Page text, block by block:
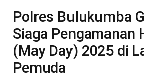
Polres Bulukumba
Siaga Pengamanan
(May Day) 2025 di
Pemuda